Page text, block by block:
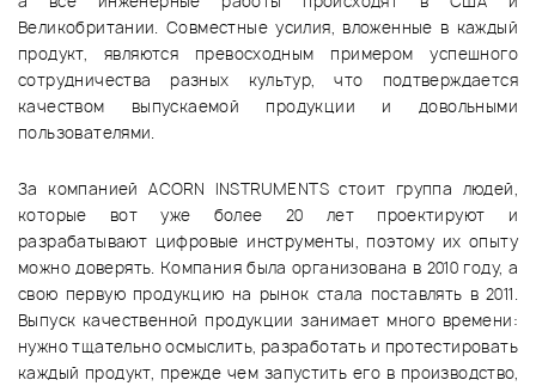
Великобритании. Совместные усилия, вложенные в каждый
продукт, являются превосходным примером успешного
сотрудничества разных культур, что подтверждается
качеством выпускаемой продукции и довольными
пользователями.
За компанией ACORN INSTRUMENTS стоит группа людей,
которые вот уже более 20 лет проектируют и
разрабатывают цифровые инструменты, поэтому их опыту
можно доверять. Компания была организована в 2010 году, а
свою первую продукцию на рынок стала поставлять в 2011.
Выпуск качественной продукции занимает много времени:
нужно тщательно осмыслить, разработать и протестировать
каждый продукт, прежде чем запустить его в производство,